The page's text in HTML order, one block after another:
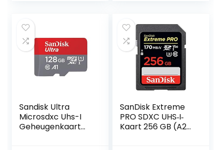
Sandisk Ultra
Microsdxc Uhs-I
Geheugenkaart
SanDisk Extreme
PRO SDXC UHS‐I‐
Kaart 256 GB (A2